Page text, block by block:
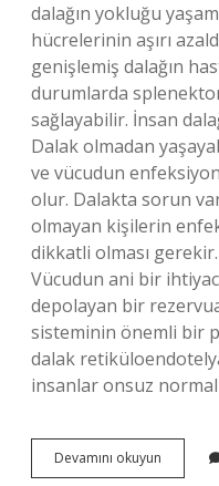
dalağın yokluğu
hücrelerinin aşırı
genişlemiş dalağın
durumlarda
sağlayabilir. İnsan
Dalak olmadan
ve vücudun
olur. Dalakta sorun
olmayan kişilerin
dikkatli olması gerekir.
Vücudun ani bir
depolayan bir
sisteminin önemli bir
dalak
insanlar onsuz
Devamını okuyun
Olmadan